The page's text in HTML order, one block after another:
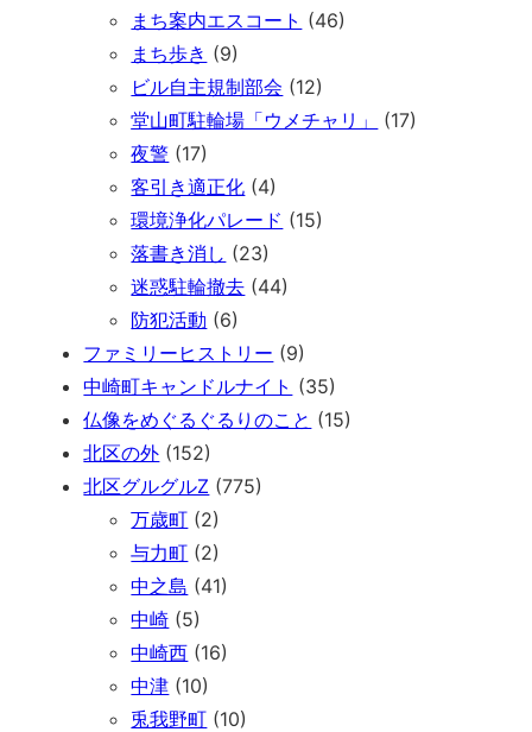
まち案内エスコート (46)
まち歩き (9)
ビル自主規制部会 (12)
堂山町駐輪場「ウメチャリ」
(17)
夜警 (17)
客引き適正化 (4)
環境浄化パレード (15)
落書き消し (23)
迷惑駐輪撤去 (44)
防犯活動 (6)
ファミリーヒストリー (9)
中崎町キャンドルナイト (35)
仏像をめぐるぐるりのこと (15)
北区の外 (152)
北区グルグルZ (775)
万歳町 (2)
与力町 (2)
中之島 (41)
中崎 (5)
中崎西 (16)
中津 (10)
兎我野町 (10)